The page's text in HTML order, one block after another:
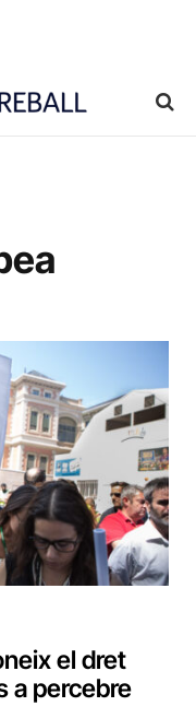
el dret
a percebre